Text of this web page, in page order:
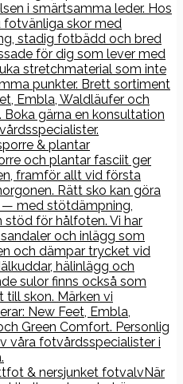
i smärtsamma leder. Hos
fotvänliga skor med
stadig fotbädd och bred
för dig som lever med
stretchmaterial som inte
punkter. Brett sortiment
Embla, Waldläufer och
Boka gärna en konsultation
& plantar
och plantar fasciit ger
framför allt vid första
Rätt sko kan göra
med stötdämpning,
för hålfoten. Vi har
och inlägg som
och dämpar trycket vid
hälinlägg och
sulor finns också som
skon. Märken vi
New Feet, Embla,
Green Comfort. Personlig
våra fotvårdsspecialister i
& nersjunket fotvalvNär